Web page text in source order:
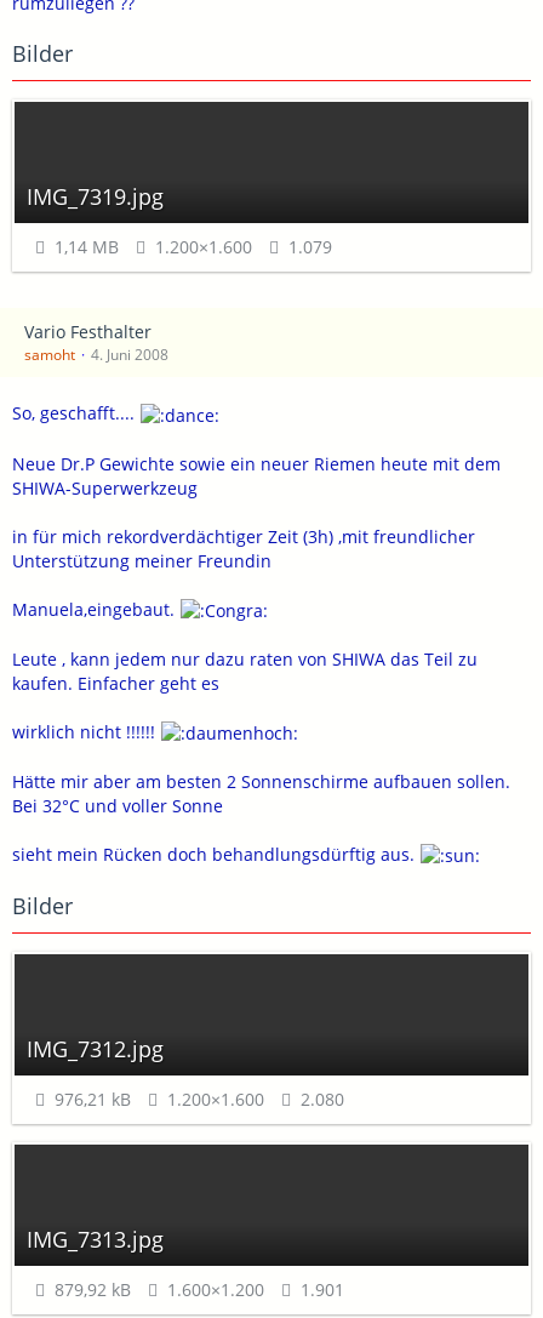
Bilder
IMG_7319.jpg
1,14 MB 1.200×1.600 1.079
Vario Festhalter
samoht 4. Juni 2008
So, geschafft....
Neue Dr.P Gewichte sowie ein neuer Riemen heute mit dem
SHIWA-Superwerkzeug
in für mich rekordverdächtiger Zeit (3h) ,mit freundlicher
Unterstützung meiner Freundin
Manuela,eingebaut.
Leute , kann jedem nur dazu raten von SHIWA das Teil zu
kaufen. Einfacher geht es
wirklich nicht !!!!!!
Hätte mir aber am besten 2 Sonnenschirme aufbauen sollen.
Bei 32°C und voller Sonne
sieht mein Rücken doch behandlungsdürftig aus.
Bilder
IMG_7312.jpg
976,21 kB 1.200×1.600 2.080
IMG_7313.jpg
879,92 kB 1.600×1.200 1.901